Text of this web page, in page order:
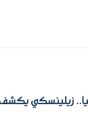
زيلينسكي